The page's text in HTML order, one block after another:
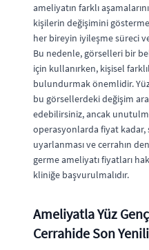
ameliyatın farklı
kişilerin değişimini
her bireyin iyileşme süreci
Bu nedenle, görselleri bir
için kullanırken, kişisel
bulundurmak önemlidir.
bu görsellerdeki değişim
edebilirsiniz, ancak
operasyonlarda fiyat kadar,
uyarlanması ve cerrahın
germe ameliyatı fiyatları
kliniğe başvurulmalıdır.
Ameliyatla Yüz
Cerrahide Son